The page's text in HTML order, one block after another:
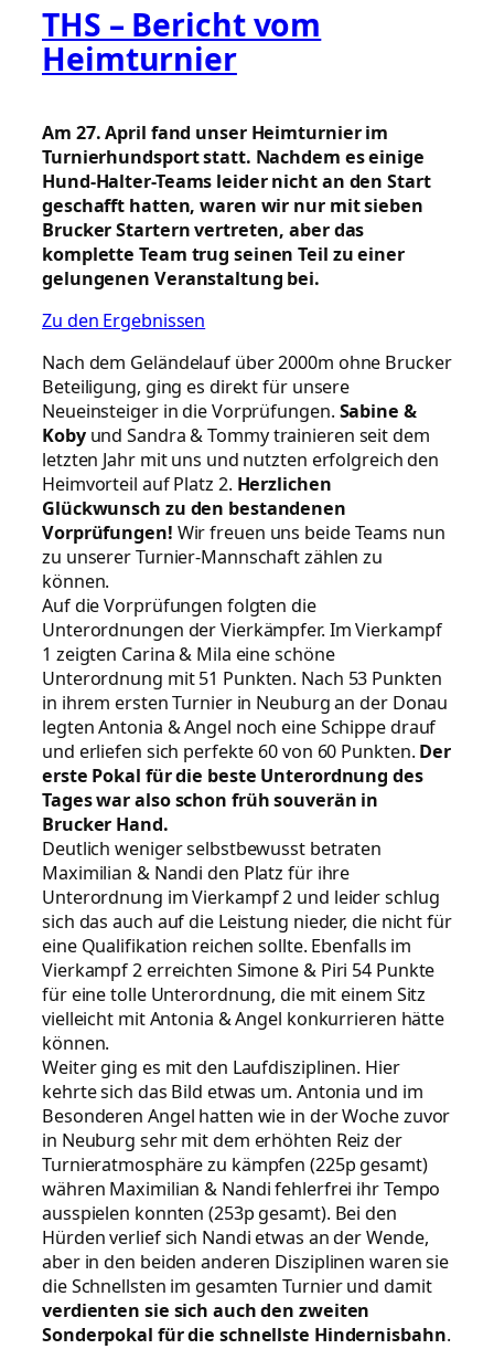
THS – Bericht vom
Heimturnier
Am 27. April fand unser Heimturnier im
Turnierhundsport statt. Nachdem es einige
Hund-Halter-Teams leider nicht an den Start
geschafft hatten, waren wir nur mit sieben
Brucker Startern vertreten, aber das
komplette Team trug seinen Teil zu einer
gelungenen Veranstaltung bei.
Zu den Ergebnissen
Nach dem Geländelauf über 2000m ohne Brucker
Beteiligung, ging es direkt für unsere
Neueinsteiger in die Vorprüfungen. Sabine &
Kobyund Sandra & Tommy trainieren seit dem
letzten Jahr mit uns und nutzten erfolgreich den
Heimvorteil auf Platz 2. Herzlichen
Glückwunsch zu den bestandenen
Vorprüfungen! Wir freuen uns beide Teams nun
zu unserer Turnier-Mannschaft zählen zu
können.
Auf die Vorprüfungen folgten die
Unterordnungen der Vierkämpfer. Im Vierkampf
1 zeigten Carina & Mila eine schöne
Unterordnung mit 51 Punkten. Nach 53 Punkten
in ihrem ersten Turnier in Neuburg an der Donau
legten Antonia & Angel noch eine Schippe drauf
und erliefen sich perfekte 60 von 60 Punkten. Der
erste Pokal für die beste Unterordnung des
Tages war also schon früh souverän in
Brucker Hand.
Deutlich weniger selbstbewusst betraten
Maximilian & Nandi den Platz für ihre
Unterordnung im Vierkampf 2 und leider schlug
sich das auch auf die Leistung nieder, die nicht für
eine Qualifikation reichen sollte. Ebenfalls im
Vierkampf 2 erreichten Simone & Piri 54 Punkte
für eine tolle Unterordnung, die mit einem Sitz
vielleicht mit Antonia & Angel konkurrieren hätte
können.
Weiter ging es mit den Laufdisziplinen. Hier
kehrte sich das Bild etwas um. Antonia und im
Besonderen Angel hatten wie in der Woche zuvor
in Neuburg sehr mit dem erhöhten Reiz der
Turnieratmosphäre zu kämpfen (225p gesamt)
währen Maximilian & Nandi fehlerfrei ihr Tempo
ausspielen konnten (253p gesamt). Bei den
Hürden verlief sich Nandi etwas an der Wende,
aber in den beiden anderen Disziplinen waren sie
die Schnellsten im gesamten Turnier und damit
verdienten sie sich auch den zweiten
Sonderpokal für die schnellste Hindernisbahn.